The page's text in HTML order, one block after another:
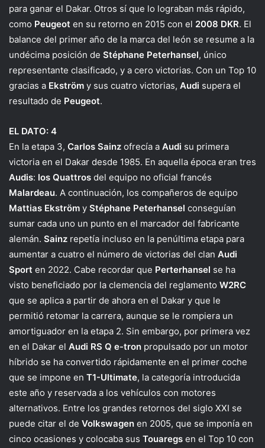
para ganar el Dakar. Otros sí que lo lograban más rápido,
como Peugeot en su retorno en 2015 con el 2008 DKR. El
balance del primer año de la marca del león se resume a la
undécima posición de Stéphane Peterhansel, único
representante clasificado, y a cero victorias. Con un Top 10
gracias a Ekström y sus cuatro victorias, Audi supera el
resultado de Peugeot.
EL DATO: 4
En la etapa 3, Carlos Sainz ofrecía a Audi su primera
victoria en el Dakar desde 1985. En aquella época eran tres
Audis: los Quattros del equipo no oficial francés
Malardeau. A continuación, los compañeros de equipo
Mattias Ekström y Stéphane Peterhansel conseguían
sumar cada uno un punto en el marcador del fabricante
alemán. Sainz repetía incluso en la penúltima etapa para
aumentar a cuatro el número de victorias del clan Audi
Sport en 2022. Cabe recordar que Perterhansel se ha
visto beneficiado por la clemencia del reglamento W2RC
que se aplica a partir de ahora en el Dakar y que le
permitió retomar la carrera, aunque se le rompiera un
amortiguador en la etapa 2. Sin embargo, por primera vez
en el Dakar el Audi RS Q e-tron propulsado por un motor
híbrido se ha convertido rápidamente en el primer coche
que se impone en T1-Ultimate, la categoría introducida
este año y reservada a los vehículos con motores
alternativos. Entre los grandes retornos del siglo XXI se
puede citar el de Volkswagen en 2005, que se imponía en
cinco ocasiones y colocaba sus Touaregs en el Top 10 con